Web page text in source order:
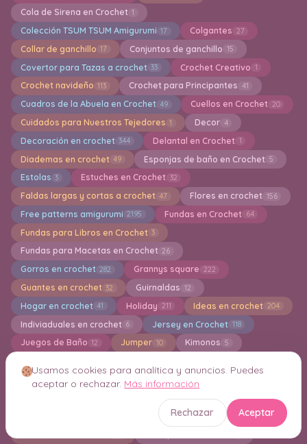
Cola de Sirena en Crochet 1
Colección TSUM TSUM Amigurumi 17 Colgantes 27
Collar de ganchillo 17 Conjuntos de ganchillo 15
Covertor para Tazas a crochet 33 Crochet Creativo 1
Crochet navideño 113 Crochet para Principantes 41
Cuadros de la Abuela en Crochet 49 Cuellos en Crochet 20
Cuidados para Nuestros Tejedores 1 Decor 4
Decoración en crochet 344 Delantal en Crochet 1
Diademas en crochet 49 Esponjas de baño en Crochet 5
Estolas 3 Estuches en Crochet 32
Faldas largas y cortas a crochet 47 Flores en crochet 156
Free patterns amigurumi 2195 Fundas en Crochet 64
Fundas para Libros en Crochet 3
Fundas para Macetas en Crochet 26
Gorros en crochet 282 Grannys square 222
Guantes en crochet 32 Guirnaldas 12
Hogar en crochet 41 Holiday 211 Ideas en crochet 204
Indiviaduales en crochet 6 Jersey en Crochet 118
Juegos de Baño 12 Jumper 10 Kimonos 5
Limpiadoras de maquillaje en crochet
Los Mejores 25 Patrones en Crochet 4 Macrame 4
Usamos cookies para analítica y anuncios. Puedes
aceptar o rechazar. Más información
Rechazar Aceptar